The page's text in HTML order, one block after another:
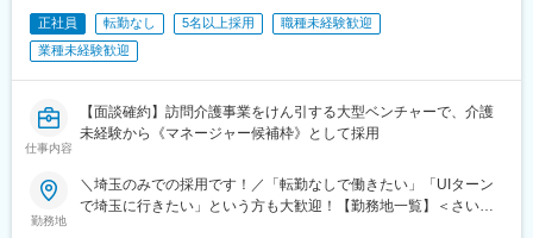
正社員 転勤なし 5名以上採用
職種未経験歓迎
業種未経験歓迎
仕事内容
【面談確約】訪問介護事業をけん引する大型ベンチャーで、介護
未経験から《マネージャー候補枠》として採用
勤務地
＼埼玉のみでの採用です！／「転勤なしで働きたい」「UIターン
で埼玉に行きたい」という方も大歓迎！【勤務地一覧】＜さいた